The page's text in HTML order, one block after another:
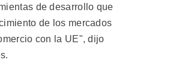
de desarrollo que
de los mercados
con la UE", dijo